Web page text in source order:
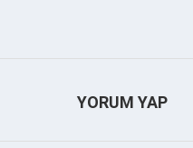
YORUM YAP